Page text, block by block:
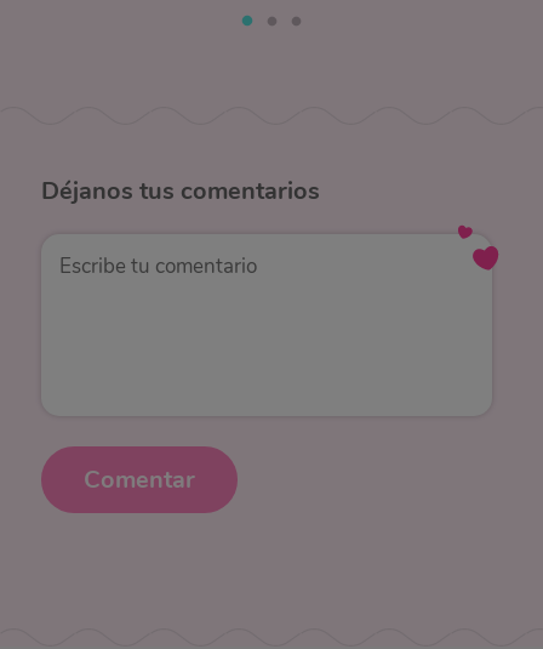
Déjanos tus comentarios
Comentar